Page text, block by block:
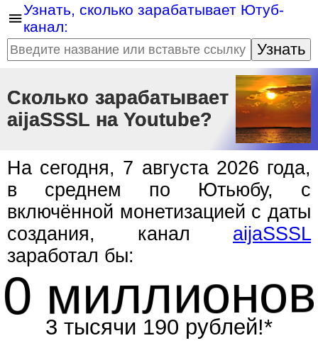
Узнать, сколько зарабатывает Ютуб-
канал:
Узнать
Сколько зарабатывает
aijaSSSL на Youtube?
На сегодня, 7 августа 2026 года,
в среднем по Ютьюбу, с
включённой монетизацией с даты
создания, канал aijaSSSL
заработал бы:
0 миллионов
3 тысячи 190 рублей!*